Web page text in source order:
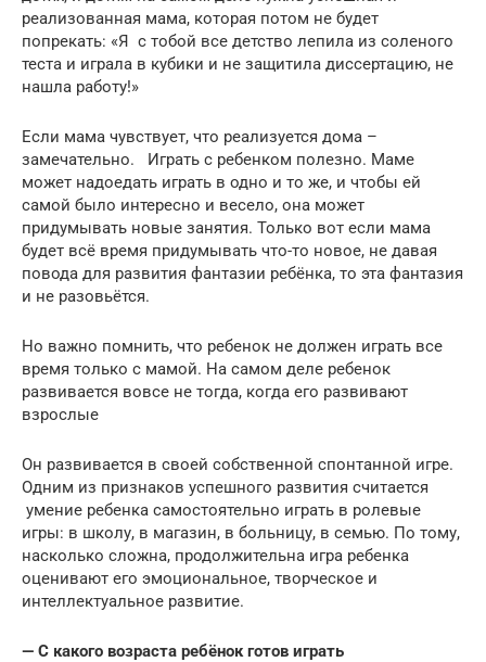
реализованная мама, которая потом не будет
попрекать: «Я с тобой все детство лепила из соленого
теста и играла в кубики и не защитила диссертацию, не
нашла работу!»
Если мама чувствует, что реализуется дома –
замечательно. Играть с ребенком полезно. Маме
может надоедать играть в одно и то же, и чтобы ей
самой было интересно и весело, она может
придумывать новые занятия. Только вот если мама
будет всё время придумывать что-то новое, не давая
повода для развития фантазии ребёнка, то эта фантазия
и не разовьётся.
Но важно помнить, что ребенок не должен играть все
время только с мамой. На самом деле ребенок
развивается вовсе не тогда, когда его развивают
взрослые
Он развивается в своей собственной спонтанной игре.
Одним из признаков успешного развития считается
умение ребенка самостоятельно играть в ролевые
игры: в школу, в магазин, в больницу, в семью. По тому,
насколько сложна, продолжительна игра ребенка
оценивают его эмоциональное, творческое и
интеллектуальное развитие.
— С какого возраста ребёнок готов играть